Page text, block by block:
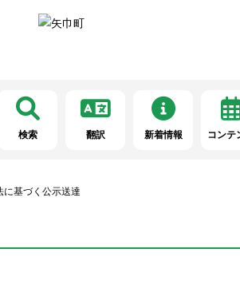
検索 翻訳 新着情報 コンテ
に基づく公示送達